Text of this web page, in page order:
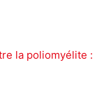
la poliomyélite :